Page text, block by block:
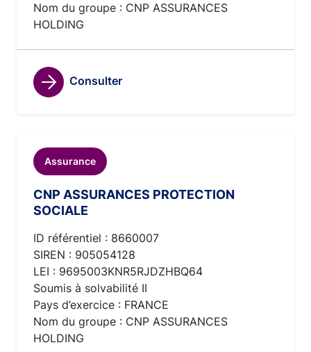
Nom du groupe : CNP ASSURANCES
HOLDING
Consulter
Assurance
CNP ASSURANCES PROTECTION
SOCIALE
ID référentiel : 8660007
SIREN : 905054128
LEI : 9695003KNR5RJDZHBQ64
Soumis à solvabilité II
Pays d’exercice : FRANCE
Nom du groupe : CNP ASSURANCES
HOLDING